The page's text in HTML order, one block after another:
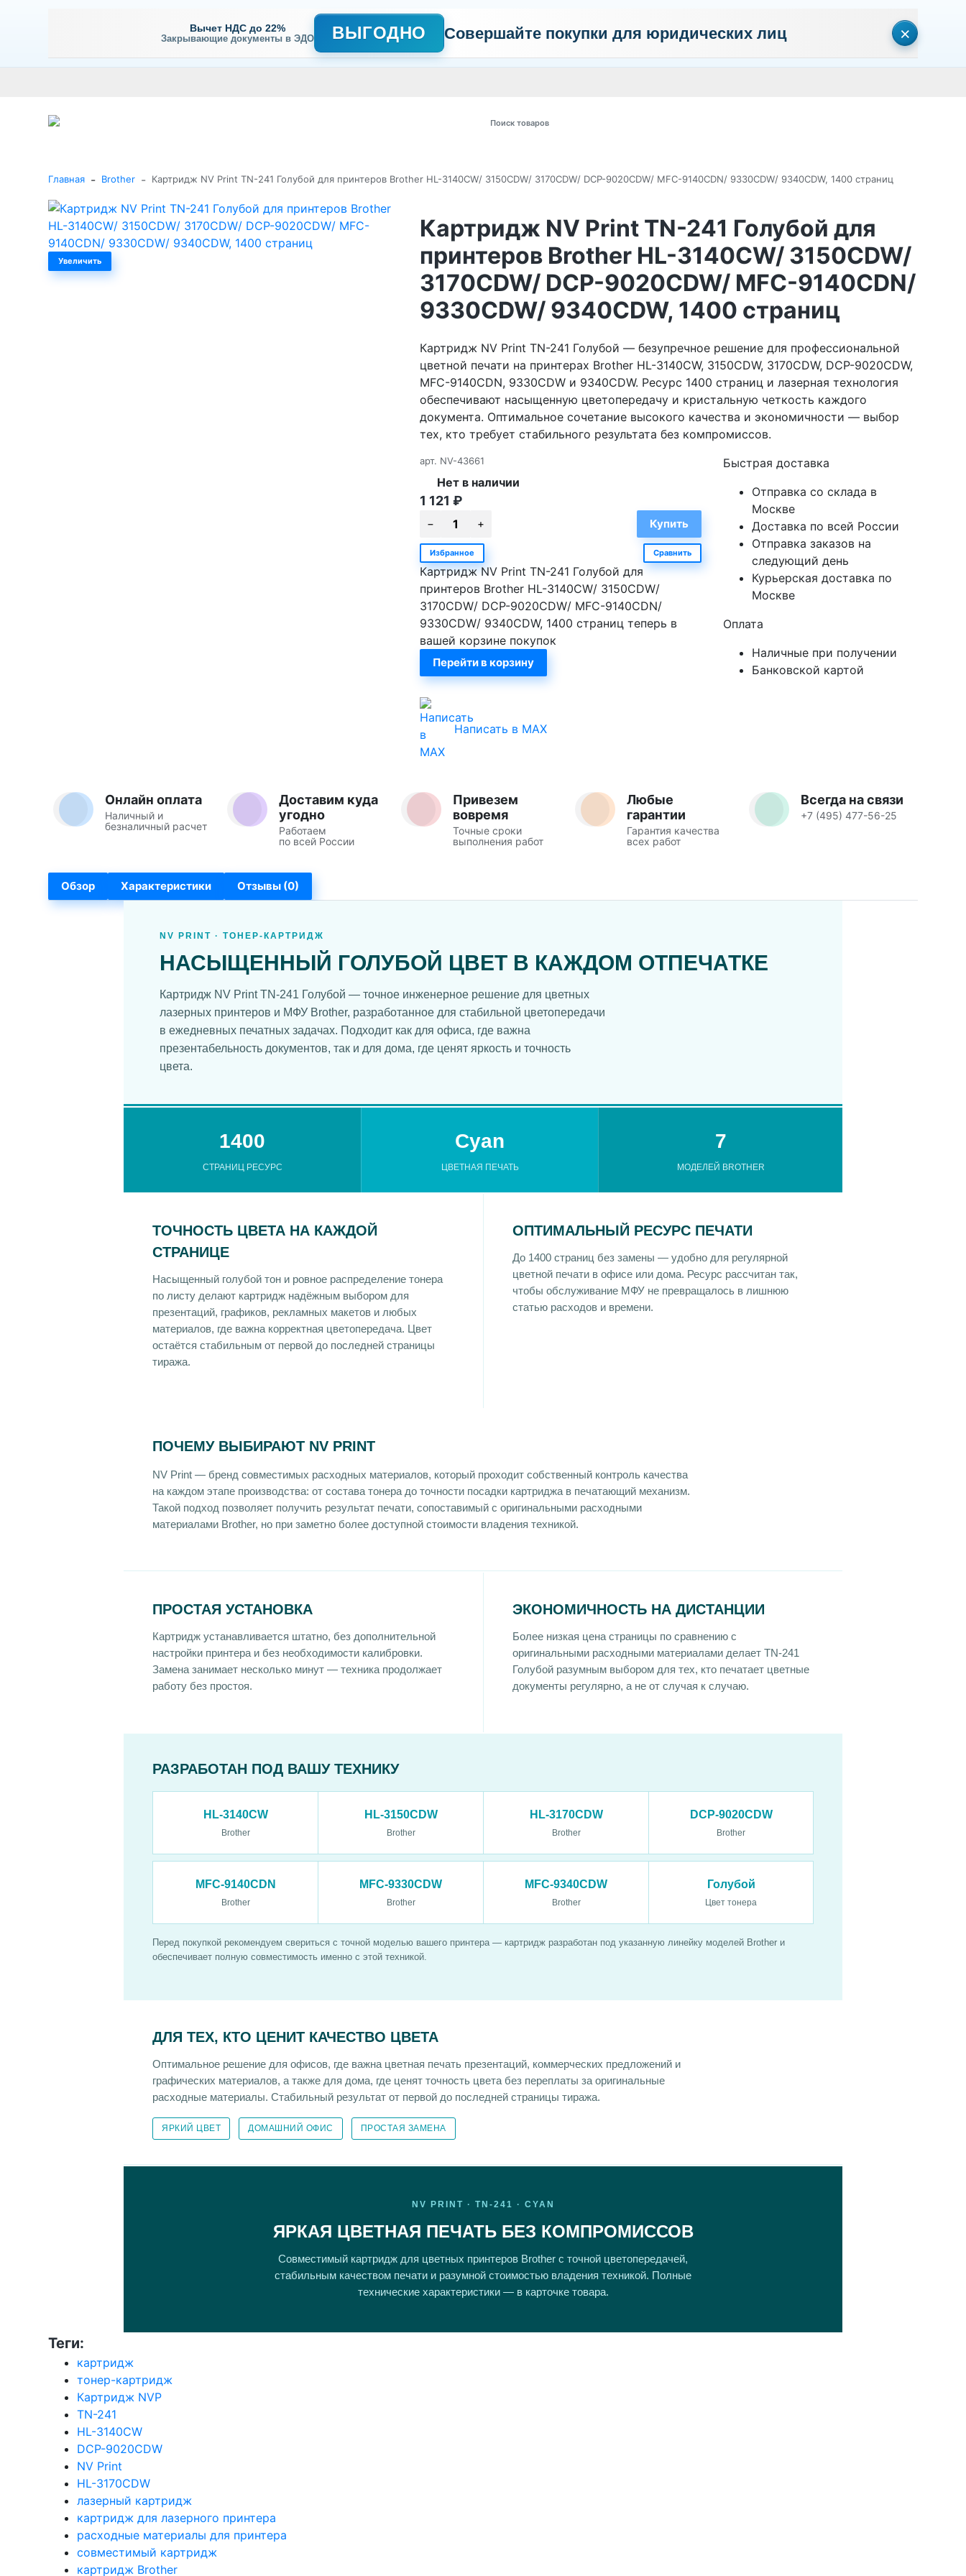
Вычет НДС до 22%
Закрывающие документы в ЭДО ВЫГОДНО Совершайте покупки для юридических лиц ×
Главная - Brother - Картридж NV Print TN-241 Голубой для принтеров Brother HL-3140CW/ 3150CDW/ 3170CDW/ DCP-9020CDW/ MFC-9140CDN/ 9330CDW/ 9340CDW, 1400 страниц
Увеличить
Картридж NV Print TN-241 Голубой для
принтеров Brother HL-3140CW/ 3150CDW/
3170CDW/ DCP-9020CDW/ MFC-9140CDN/
9330CDW/ 9340CDW, 1400 страниц
Картридж NV Print TN-241 Голубой — безупречное решение для профессиональной
цветной печати на принтерах Brother HL-3140CW, 3150CDW, 3170CDW, DCP-9020CDW,
MFC-9140CDN, 9330CDW и 9340CDW. Ресурс 1400 страниц и лазерная технология
обеспечивают насыщенную цветопередачу и кристальную четкость каждого
документа. Оптимальное сочетание высокого качества и экономичности — выбор
тех, кто требует стабильного результата без компромиссов.
арт. NV-43661
Нет в наличии
1 121 ₽
Избранное Сравнить
Картридж NV Print TN-241 Голубой для
принтеров Brother HL-3140CW/ 3150CDW/
3170CDW/ DCP-9020CDW/ MFC-9140CDN/
9330CDW/ 9340CDW, 1400 страниц теперь в
вашей корзине покупок
Перейти в корзину
Быстрая доставка
Отправка со склада в
Москве
Доставка по всей России
Отправка заказов на
следующий день
Курьерская доставка по
Москве
Оплата
Наличные при получении
Банковской картой
Написать в MAX
Онлайн оплата
Наличный и
безналичный расчет
Доставим куда
угодно
Работаем
по всей России
Привезем
вовремя
Точные сроки
выполнения работ
Любые
гарантии
Гарантия качества
всех работ
Всегда на связи
+7 (495) 477-56-25
Обзор Характеристики Отзывы (0)
NV PRINT · ТОНЕР-КАРТРИДЖ
НАСЫЩЕННЫЙ ГОЛУБОЙ ЦВЕТ В КАЖДОМ ОТПЕЧАТКЕ
Картридж NV Print TN-241 Голубой — точное инженерное решение для цветных
лазерных принтеров и МФУ Brother, разработанное для стабильной цветопередачи
в ежедневных печатных задачах. Подходит как для офиса, где важна
презентабельность документов, так и для дома, где ценят яркость и точность
цвета.
1400
СТРАНИЦ РЕСУРС
Cyan
ЦВЕТНАЯ ПЕЧАТЬ
7
МОДЕЛЕЙ BROTHER
ТОЧНОСТЬ ЦВЕТА НА КАЖДОЙ
СТРАНИЦЕ
Насыщенный голубой тон и ровное распределение тонера
по листу делают картридж надёжным выбором для
презентаций, графиков, рекламных макетов и любых
материалов, где важна корректная цветопередача. Цвет
остаётся стабильным от первой до последней страницы
тиража.
ОПТИМАЛЬНЫЙ РЕСУРС ПЕЧАТИ
До 1400 страниц без замены — удобно для регулярной
цветной печати в офисе или дома. Ресурс рассчитан так,
чтобы обслуживание МФУ не превращалось в лишнюю
статью расходов и времени.
ПОЧЕМУ ВЫБИРАЮТ NV PRINT
NV Print — бренд совместимых расходных материалов, который проходит собственный контроль качества
на каждом этапе производства: от состава тонера до точности посадки картриджа в печатающий механизм.
Такой подход позволяет получить результат печати, сопоставимый с оригинальными расходными
материалами Brother, но при заметно более доступной стоимости владения техникой.
ПРОСТАЯ УСТАНОВКА
Картридж устанавливается штатно, без дополнительной
настройки принтера и без необходимости калибровки.
Замена занимает несколько минут — техника продолжает
работу без простоя.
ЭКОНОМИЧНОСТЬ НА ДИСТАНЦИИ
Более низкая цена страницы по сравнению с
оригинальными расходными материалами делает TN-241
Голубой разумным выбором для тех, кто печатает цветные
документы регулярно, а не от случая к случаю.
РАЗРАБОТАН ПОД ВАШУ ТЕХНИКУ
HL-3140CW
Brother
HL-3150CDW
Brother
HL-3170CDW
Brother
DCP-9020CDW
Brother
MFC-9140CDN
Brother
MFC-9330CDW
Brother
MFC-9340CDW
Brother
Голубой
Цвет тонера
Перед покупкой рекомендуем свериться с точной моделью вашего принтера — картридж разработан под указанную линейку моделей Brother и
обеспечивает полную совместимость именно с этой техникой.
ДЛЯ ТЕХ, КТО ЦЕНИТ КАЧЕСТВО ЦВЕТА
Оптимальное решение для офисов, где важна цветная печать презентаций, коммерческих предложений и
графических материалов, а также для дома, где ценят точность цвета без переплаты за оригинальные
расходные материалы. Стабильный результат от первой до последней страницы тиража.
ЯРКИЙ ЦВЕТ ДОМАШНИЙ ОФИС ПРОСТАЯ ЗАМЕНА
NV PRINT · TN-241 · CYAN
ЯРКАЯ ЦВЕТНАЯ ПЕЧАТЬ БЕЗ КОМПРОМИССОВ
Совместимый картридж для цветных принтеров Brother с точной цветопередачей,
стабильным качеством печати и разумной стоимостью владения техникой. Полные
технические характеристики — в карточке товара.
Теги:
картридж
тонер-картридж
Картридж NVP
TN-241
HL-3140CW
DCP-9020CDW
NV Print
HL-3170CDW
лазерный картридж
картридж для лазерного принтера
расходные материалы для принтера
совместимый картридж
картридж Brother